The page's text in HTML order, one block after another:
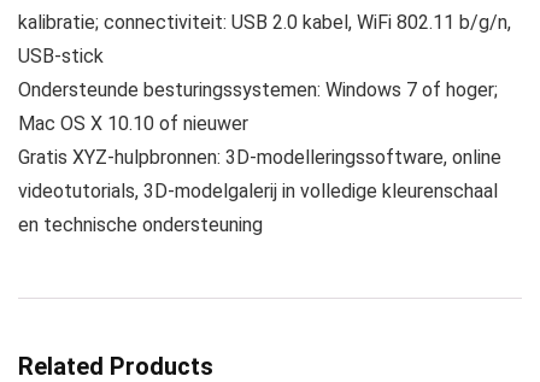
kalibratie; connectiviteit: USB 2.0 kabel, WiFi 802.11 b/g/n,
USB-stick
Ondersteunde besturingssystemen: Windows 7 of hoger;
Mac OS X 10.10 of nieuwer
Gratis XYZ-hulpbronnen: 3D-modelleringssoftware, online
videotutorials, 3D-modelgalerij in volledige kleurenschaal
en technische ondersteuning
Related Products